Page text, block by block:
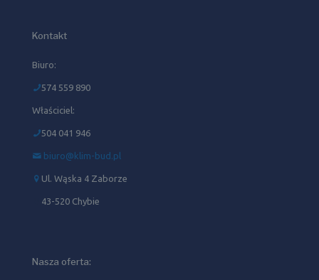
Kontakt
Biuro:
574 559 890
Właściciel:
504 041 946‬
biuro@klim-bud.pl
Ul. Wąska 4 Zaborze
43-520 Chybie
Nasza oferta: